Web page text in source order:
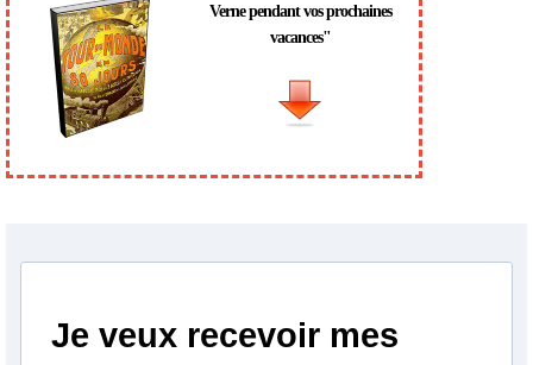
Verne pendant vos prochaines
vacances"
Je veux recevoir mes